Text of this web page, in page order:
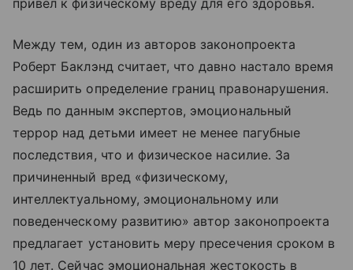
привел к физическому вреду для его здоровья.
Между тем, один из авторов законопроекта
Роберт Баклэнд считает, что давно настало время
расширить определение границ правонарушения.
Ведь по данным экспертов, эмоциональный
террор над детьми имеет не менее пагубные
последствия, что и физическое насилие. За
причиненный вред «физическому,
интеллектуальному, эмоциональному или
поведенческому развитию» автор законопроекта
предлагает установить меру пресечения сроком в
10 лет. Сейчас эмоциональная жестокость в